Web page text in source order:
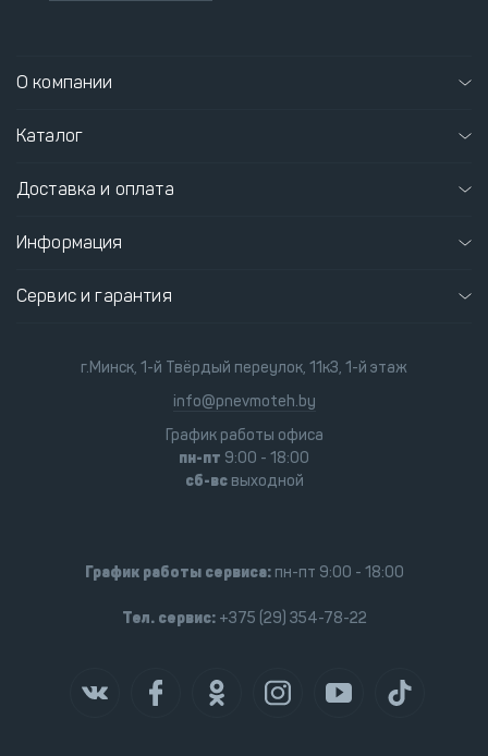
О компании
Каталог
Доставка и оплата
Информация
Сервис и гарантия
г.Минск, 1-й Твёрдый переулок, 11к3, 1-й этаж
info@pnevmoteh.by
График работы офиса
пн-пт 9:00 - 18:00
сб-всвыходной
График работы сервиса:пн-пт 9:00 - 18:00
Тел. сервис:+375 (29) 354-78-22